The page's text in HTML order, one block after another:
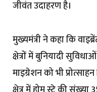
जीवंत उदाहरण है।
मुख्यमंत्री ने कहा कि
क्षेत्रों में बुनियादी
माइग्रेशन को भी